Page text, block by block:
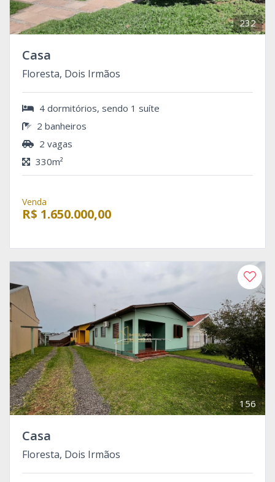
232
Casa
Floresta, Dois Irmãos
4 dormitórios, sendo 1 suíte
2 banheiros
2 vagas
330m²
Venda
R$ 1.650.000,00
156
Casa
Floresta, Dois Irmãos